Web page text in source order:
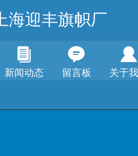
上海迎丰旗帜厂
新闻动态 留言板 关于